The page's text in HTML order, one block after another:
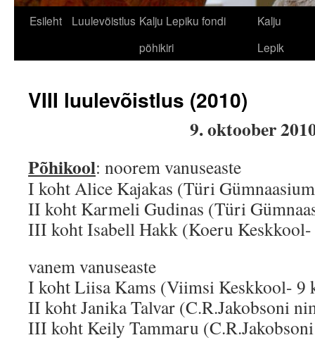
Liigu
Esileht Luulevõistlus Kalju Lepiku fondi
põhikiri
Kalju
Lepik
VIII luulevõistlus (2010)
9. oktoober
Põhikool: noorem vanuseaste
I koht Alice Kajakas (Türi
II koht Karmeli Gudinas (Türi
III koht Isabell Hakk (Koeru
vanem vanuseaste
I koht Liisa Kams (Viimsi Keskkool- 9
II koht Janika Talvar (C.R.Jakobsoni
III koht Keily Tammaru